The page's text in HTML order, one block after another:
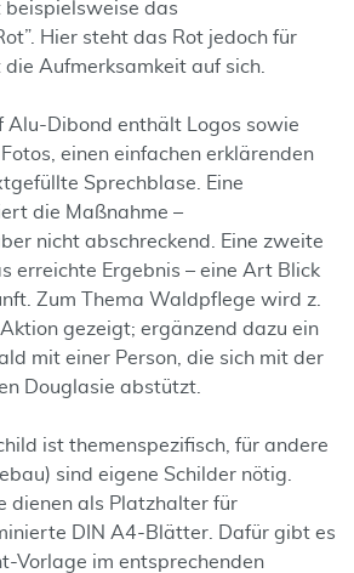
das
Hier steht das Rot jedoch für
Aufmerksamkeit auf sich.
Alu-Dibond enthält Logos sowie
einen einfachen erklärenden
Sprechblase. Eine
die Maßnahme –
nicht abschreckend. Eine zweite
erreichte Ergebnis – eine Art Blick
Zum Thema Waldpflege wird z.
gezeigt; ergänzend dazu ein
mit einer Person, die sich mit der
Douglasie abstützt.
ist themenspezi­fisch, für andere
sind eigene Schilder nötig.
dienen als Platzhalter für
DIN A4-Blätter. Dafür gibt es
Vorlage im entsprechenden